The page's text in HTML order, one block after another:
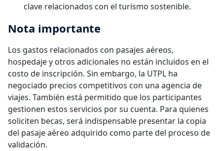
clave relacionados con el turismo sostenible.
Nota importante
Los gastos relacionados con pasajes aéreos,
hospedaje y otros adicionales no están incluidos en el
costo de inscripción. Sin embargo, la UTPL ha
negociado precios competitivos con una agencia de
viajes. También está permitido que los participantes
gestionen estos servicios por su cuenta. Para quienes
soliciten becas, será indispensable presentar la copia
del pasaje aéreo adquirido como parte del proceso de
validación.